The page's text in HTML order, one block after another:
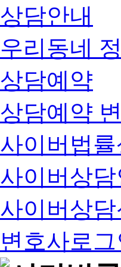
상담안내
우리동네
상담예약
상담예약
사이버법
사이버상담
사이버상담
변호사로그